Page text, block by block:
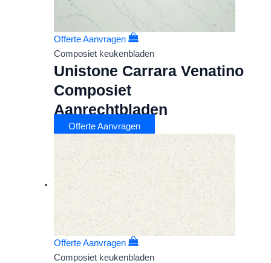
Offerte Aanvragen
Composiet keukenbladen
Unistone Carrara Venatino
Composiet
Aanrechtbladen
Offerte Aanvragen
Offerte Aanvragen
Composiet keukenbladen